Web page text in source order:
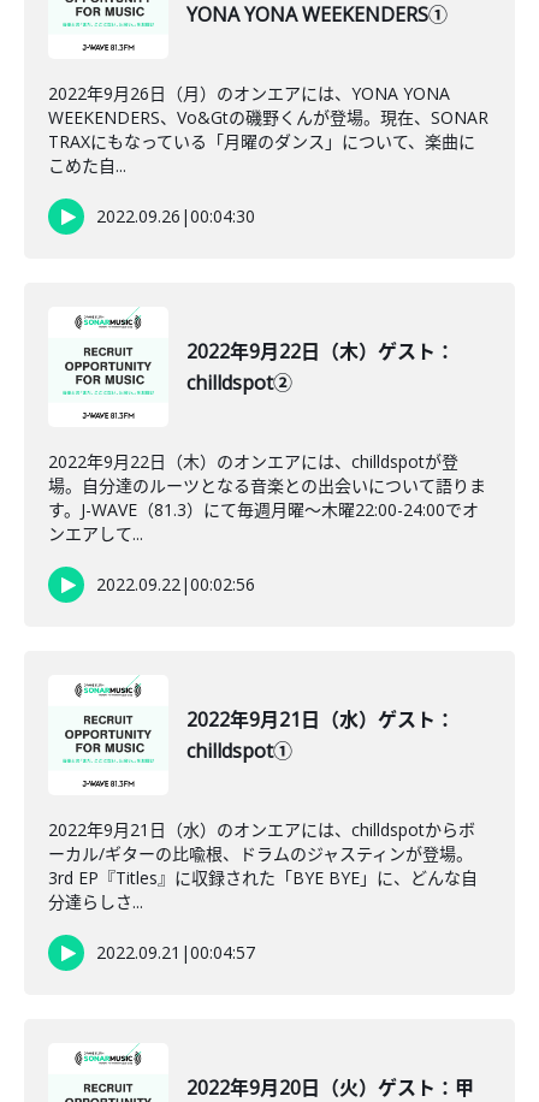
YONA YONA WEEKENDERS①
2022年9月26日（月）のオンエアには、YONA YONA
WEEKENDERS、Vo&Gtの磯野くんが登場。現在、SONAR
TRAXにもなっている「月曜のダンス」について、楽曲に
こめた自...
2022.09.26 |00:04:30
2022年9月22日（木）ゲスト：
chilldspot②
2022年9月22日（木）のオンエアには、chilldspotが登
場。自分達のルーツとなる音楽との出会いについて語りま
す。J-WAVE（81.3）にて毎週月曜～木曜22:00-24:00でオ
ンエアして...
2022.09.22|00:02:56
2022年9月21日（水）ゲスト：
chilldspot①
2022年9月21日（水）のオンエアには、chilldspotからボ
ーカル/ギターの比喩根、ドラムのジャスティンが登場。
3rd EP『Titles』に収録された「BYE BYE」に、どんな自
分達らしさ...
2022.09.21 |00:04:57
2022年9月20日（火）ゲスト：甲